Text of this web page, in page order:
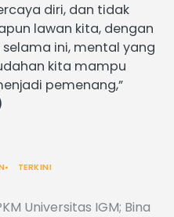
diri, dan tidak
lawan kita, dengan
ini, mental yang
kita mampu
pemenang,”
TERKINI
Universitas IGM; Bina